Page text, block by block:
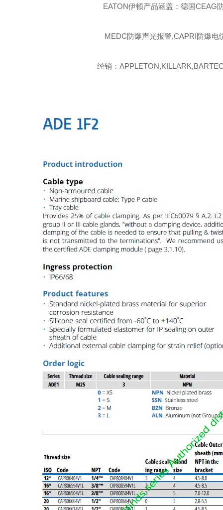
EATON伊顿产品涵盖：德国CEAG
MEDC防爆声光报警,CAPRI防爆
经销：